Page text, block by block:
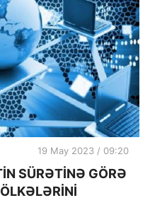
19 May 2023 / 09:20
SÜRƏTİNƏ GÖRƏ